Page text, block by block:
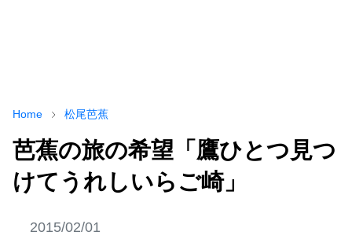
Home 松尾芭蕉
芭蕉の旅の希望「鷹ひとつ見つ
けてうれしいらご崎」
2015/02/01